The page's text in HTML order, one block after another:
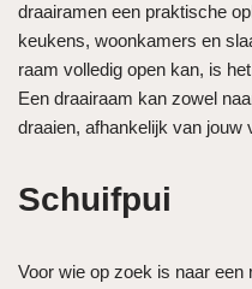
draairamen een praktische
keukens, woonkamers en
raam volledig open kan, is
Een draairaam kan zowel
draaien, afhankelijk van jouw
Schuifpui
Voor wie op zoek is naar een